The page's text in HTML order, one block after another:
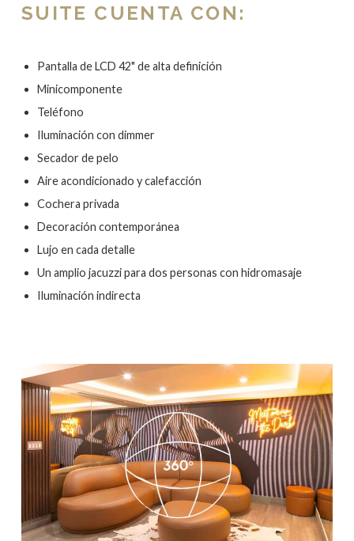
SUITE CUENTA CON:
Pantalla de LCD 42" de alta definición
Minicomponente
Teléfono
Iluminación con dimmer
Secador de pelo
Aire acondicionado y calefacción
Cochera privada
Decoración contemporánea
Lujo en cada detalle
Un amplio jacuzzi para dos personas con hidromasaje
Iluminación indirecta